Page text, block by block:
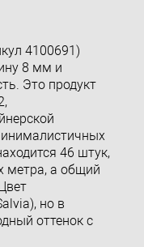
4100691)
8 мм и
Это продукт
46 штук,
метра, а общий
но в
оттенок с